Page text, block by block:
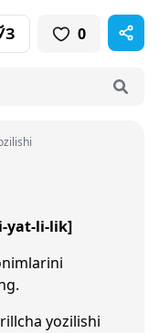
0
yat-li-lik]
yozilishi